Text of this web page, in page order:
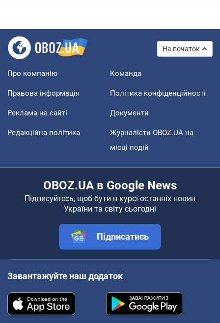
На початок
Про компанію Команда
Правова інформація Політика конфіденційності
Реклама на сайті Документи
Редакційна політика
Журналісти OBOZ.UA на
місці подій
OBOZ.UA в Google News
Підписуйтесь, щоб бути в курсі останніх новин
України та світу сьогодні
Підписатись
Завантажуйте наш додаток